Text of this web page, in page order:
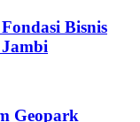
Bisnis
Geopark